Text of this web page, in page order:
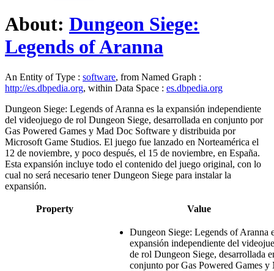
About: Dungeon Siege:
Legends of Aranna
An Entity of Type : software, from Named Graph :
http://es.dbpedia.org, within Data Space : es.dbpedia.org
Dungeon Siege: Legends of Aranna es la expansión independiente
del videojuego de rol Dungeon Siege, desarrollada en conjunto por
Gas Powered Games y Mad Doc Software y distribuida por
Microsoft Game Studios. El juego fue lanzado en Norteamérica el
12 de noviembre, y poco después, el 15 de noviembre, en España.
Esta expansión incluye todo el contenido del juego original, con lo
cual no será necesario tener Dungeon Siege para instalar la
expansión.
Property Value
Dungeon Siege: Legends of Aranna
expansión independiente del
de rol Dungeon Siege, desarrollada
conjunto por Gas Powered Games y